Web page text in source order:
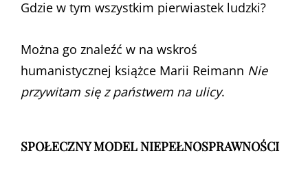
Gdzie w tym wszystkim pierwiastek ludzki?
Można go znaleźć w na wskroś
humanistycznej książce Marii Reimann Nie
przywitam się z państwem na ulicy.
SPOŁECZNY MODEL NIEPEŁNOSPRAWNOŚCI